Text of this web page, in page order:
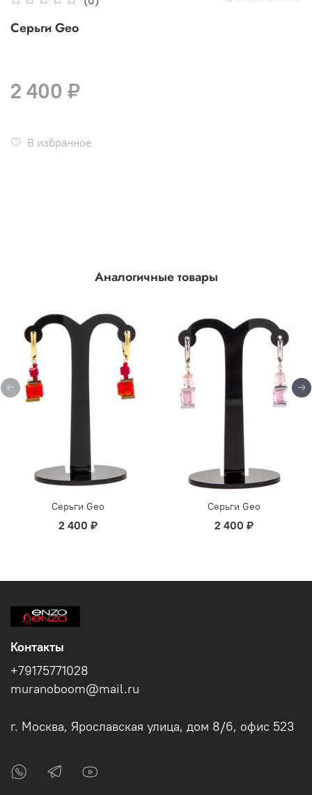
Серьги Geo
2 400 ₽
В избранное
Аналогичные товары
Серьги Geo
2 400 ₽
Серьги Geo
2 400 ₽
Контакты
+79175771028
muranoboom@mail.ru
г. Москва, Ярославская улица, дом 8/6, офис 523